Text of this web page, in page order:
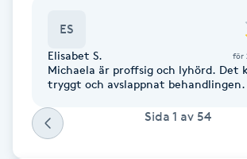
Föning
Gel naglar
ES
Elisabet S. för
Michaela är proffsig och lyhörd. Det
tryggt och avslappnat behandlingen.
Sida 1 av 54